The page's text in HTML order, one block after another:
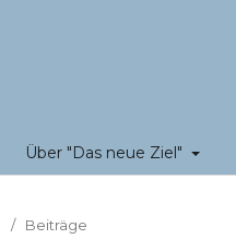
Über "Das neue Ziel"
/ Beiträge